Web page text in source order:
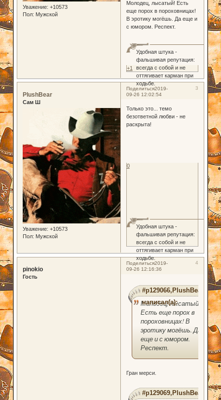
Уважение: +10573
Пол: Мужской
Молодец, лысатый! Есть
еще порох в пороховницах!
В эротику могёшь. Да еще и
с юмором. Респект.
Удобная штука -
фальшивая репутация:
всегда с собой и не
оттягивает карман при
ходьбе.
+1
Поделиться 3
2019-
09-26 12:02:54
PlushBear
Сам Ш
Уважение: +10573
Пол: Мужской
Только это... темо
безответной любви - не
раскрыта!
Удобная штука -
фальшивая репутация:
всегда с собой и не
оттягивает карман при
ходьбе.
0
Поделиться 4
2019-
09-26 12:16:36
pinokio
Гость
#p129066,PlushBear
написал(а):
Молодец, лысатый!
Есть еще порох в
пороховницах! В
эротику могёшь. Да
еще и с юмором.
Респект.
Гран мерси.
#p129069,PlushBear